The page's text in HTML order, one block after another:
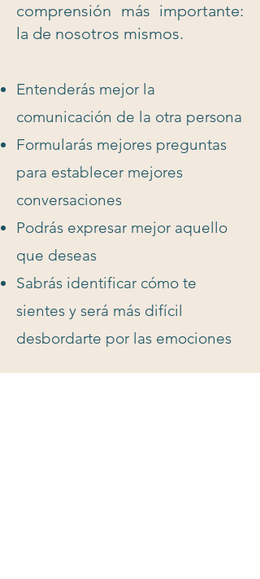
comprensión más importante:
la de nosotros mismos.
Entenderás mejor la
comunicación de la otra persona
Formularás mejores preguntas
para establecer mejores
conversaciones
Podrás expresar mejor aquello
que deseas​
Sabrás identificar cómo te
sientes y será más difícil
desbordarte por las emociones